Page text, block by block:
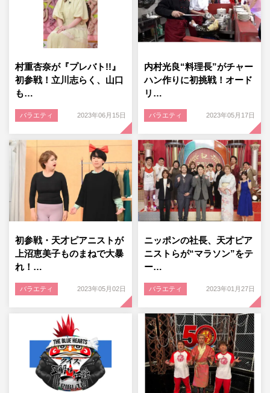
村重杏奈が『プレバト!!』
初参戦！立川志らく、山口
も…
バラエティ 2023年06月15日
内村光良“料理長”がチャー
ハン作りに初挑戦！オード
リ…
バラエティ 2023年05月17日
初参戦・天才ピアニストが
上沼恵美子ものまねで大暴
れ！…
バラエティ 2023年05月02日
ニッポンの社長、天才ピア
ニストらが“マラソン”をテ
ー…
バラエティ 2023年01月27日